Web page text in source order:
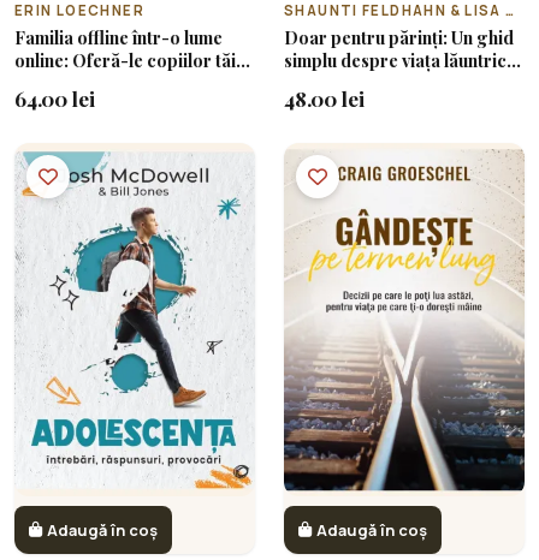
ERIN LOECHNER
Familia offline într-o lume
online: Oferă-le copiilor tăi
64.00 lei
SHAUNTI FELDHAHN & LISA A. RICE
Doar pentru părinți: Un ghid
simplu despre viața lăuntrică
48.00 lei
Adaugă în coș Adaugă în coș